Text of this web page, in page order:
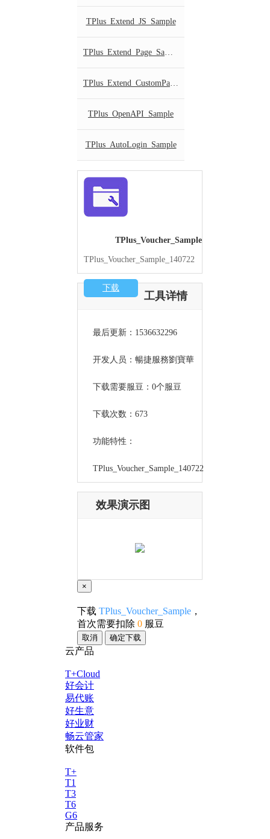
TPlus_Extend_JS_Sample
TPlus_OpenAPI_Sample
TPlus_AutoLogin_Sample
TPlus_Voucher_Sample
TPlus_Voucher_Sample_140722
下载
工具详情
最后更新：1536632296
开发人员：暢捷服務劉寶華
下载需要服豆：0个服豆
下载次数：673
功能特性：
TPlus_Voucher_Sample_140722
效果演示图
×
下载 TPlus_Voucher_Sample ，
首次需要扣除 0 服豆
取消 确定下载
云产品
T+Cloud
好会计
易代账
好生意
好业财
畅云管家
软件包
T+
T1
T3
T6
G6
产品服务